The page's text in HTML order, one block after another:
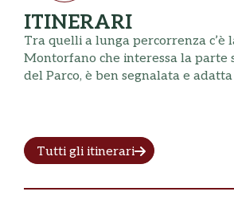
ITINERARI
Tra quelli a lunga percorrenza c’è
Montorfano che interessa la parte
del Parco, è ben segnalata e
Tutti gli itinerari